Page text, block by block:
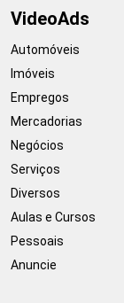
VideoAds
Automóveis
Imóveis
Empregos
Mercadorias
Negócios
Serviços
Diversos
Aulas e Cursos
Pessoais
Anuncie